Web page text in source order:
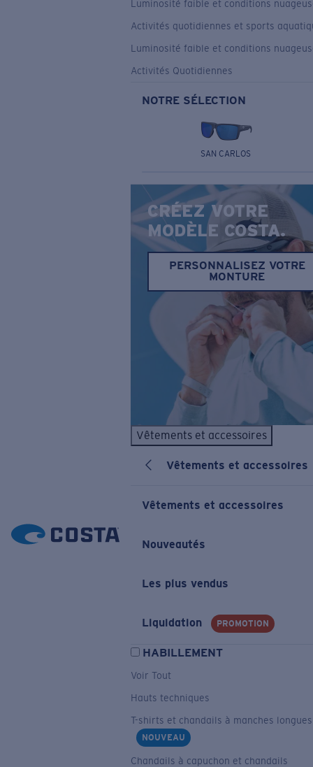
Luminosité faible et conditions
Activités quotidiennes et sports
Luminosité faible et conditions
Activités Quotidiennes
NOTRE SÉLECTION
SAN CARLOS
CRÉEZ VOTRE
MODÈLE COSTA.
PERSONNALISEZ VOTRE
MONTURE
Vêtements et accessoires
Vêtements et accessoires
Vêtements et accessoires
Nouveautés
Les plus vendus
Liquidation PROMOTION
HABILLEMENT
Voir Tout
Hauts techniques
T-shirts et chandails à manches longues
NOUVEAU
Chandails à capuchon et chandails